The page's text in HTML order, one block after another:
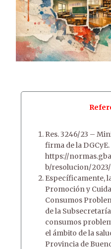
Res. 3246/23 –
firma de la DGCyE.
https://
b/resolucion/
Específicamente,
Promoción y
Consumos
de la
consumos
el ámbito de la
Provincia de